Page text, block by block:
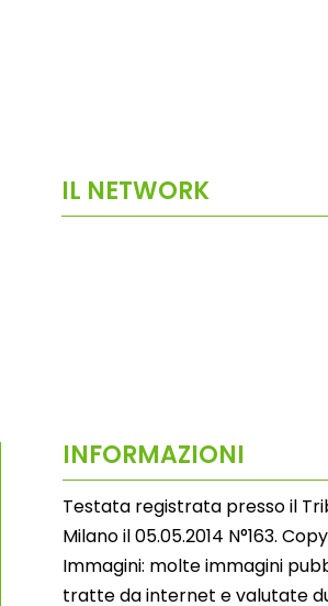
IL NETWORK
INFORMAZIONI
Testata registrata presso il
Milano il 05.05.2014 N°163.
Immagini: molte immagini
tratte da internet e valutate